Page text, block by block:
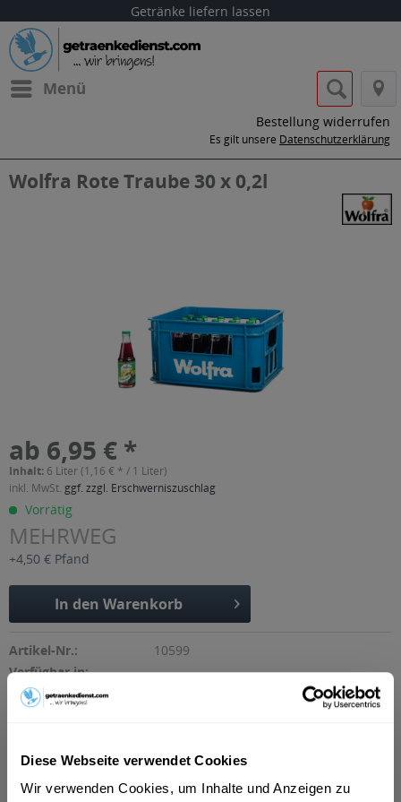
Diese Webseite verwendet Cookies
Wir verwenden Cookies, um Inhalte und Anzeigen zu
Getränke liefern lassen
Menü
Bestellung widerrufen
Es gilt unsere Datenschutzerklärung
Wolfra Rote Traube 30 x 0,2l
ab 6,95 € *
Inhalt: 6 Liter (1,16 € * / 1 Liter)
inkl. MwSt. ggf. zzgl. Erschwerniszuschlag
Vorrätig
MEHRWEG
+4,50 € Pfand
In den Warenkorb
Artikel-Nr.:
10599
Verfügbar in:
Beschreibung
"Wolfra Rote Traube 30 x 0,2l"